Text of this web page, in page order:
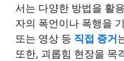
서는 다양한 방법을 활
자의 폭언이나 폭행을
또는 영상 등 직접 증거
또한, 괴롭힘 현장을 목